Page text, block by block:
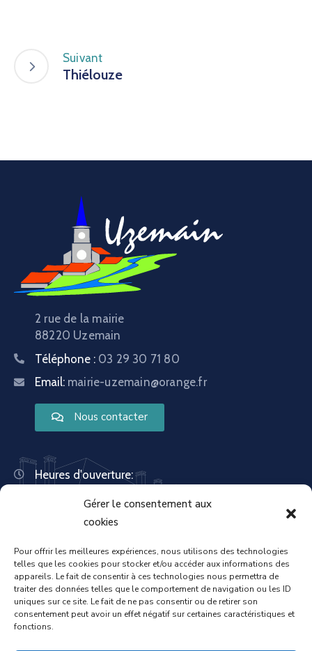
Gérer le consentement aux
cookies
Pour offrir les meilleures expériences, nous utilisons des technologies
telles que les cookies pour stocker et/ou accéder aux informations des
appareils. Le fait de consentir à ces technologies nous permettra de
traiter des données telles que le comportement de navigation ou les ID
uniques sur ce site. Le fait de ne pas consentir ou de retirer son
consentement peut avoir un effet négatif sur certaines caractéristiques et
fonctions.
Suivant
Thiélouze
2 rue de la mairie
88220 Uzemain
Téléphone : 03 29 30 71 80
Email: mairie-uzemain@orange.fr
Nous contacter
Heures d'ouverture:
Mardi : 13:30 – 18:00
Mercredi : 08:30 – 12:00 | 14:00 – 17:00
Vendredi : 08:30 – 12:00 | 14:00 – 17:00
Samedi : Fermée
Dimanche : Fermée